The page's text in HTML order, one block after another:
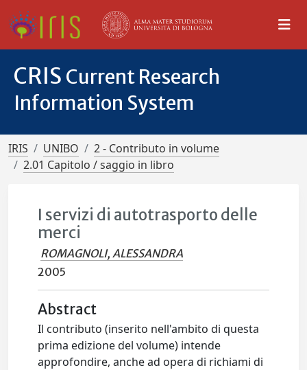
CRIS Current Research
Information System
IRIS UNIBO
2 - Contributo in volume
2.01 Capitolo / saggio in libro
I servizi di autotrasporto delle
merci
ROMAGNOLI, ALESSANDRA
2005
Abstract
Il contributo (inserito nell'ambito di questa
prima edizione del volume) intende
approfondire, anche ad opera di richiami di